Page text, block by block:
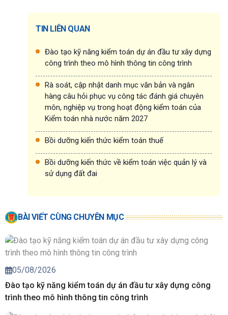
TIN LIÊN QUAN
Đào tạo kỹ năng kiểm toán dự án đầu tư xây dựng
công trình theo mô hình thông tin công trình
Rà soát, cập nhật danh mục văn bản và ngân
hàng câu hỏi phục vụ công tác đánh giá chuyên
môn, nghiệp vụ trong hoạt động kiểm toán của
Kiểm toán nhà nước năm 2027
Bồi dưỡng kiến thức kiểm toán thuế
Bồi dưỡng kiến thức về kiểm toán việc quản lý và
sử dụng đất đai
BÀI VIẾT CÙNG CHUYÊN MỤC
05/08/2026
Đào tạo kỹ năng kiểm toán dự án đầu tư xây dựng công
trình theo mô hình thông tin công trình